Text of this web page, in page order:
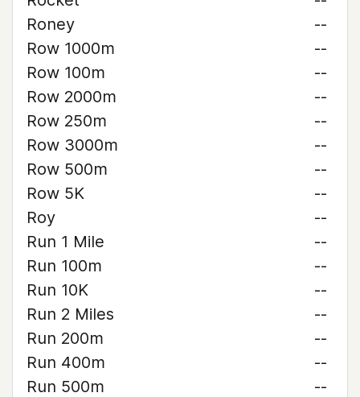
Roney
--
Row 1000m
--
Row 100m
--
Row 2000m
--
Row 250m
--
Row 3000m
--
Row 500m
--
Row 5K
--
Roy
--
Run 1 Mile
--
Run 100m
--
Run 10K
--
Run 2 Miles
--
Run 200m
--
Run 400m
--
Run 500m
--